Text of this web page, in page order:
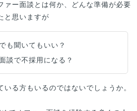
ァー面談とは何か、どんな準備が必要
と思いますが
も聞いてもいい？
談で不採用になる？
いる方もいるのではないでしょうか。